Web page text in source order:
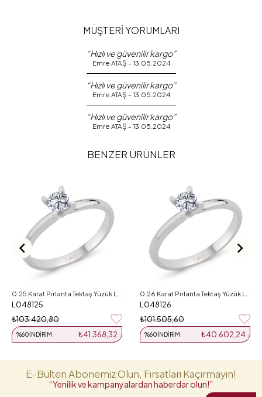
MÜŞTERİ YORUMLARI
“Hızlı ve güvenilir kargo”
Emre ATAŞ - 13.05.2024
“Hızlı ve güvenilir kargo”
Emre ATAŞ - 13.05.2024
“Hızlı ve güvenilir kargo”
Emre ATAŞ - 13.05.2024
BENZER ÜRÜNLER
L048125
₺41.368,32
%60İNDIRIM
₺103.420,80
L048126
₺40.602,24
%60İNDIRIM
₺101.505,60
E-Bülten Abonemiz Olun, Fırsatları Kaçırmayın!
“Yenilik ve kampanyalardan haberdar olun!”